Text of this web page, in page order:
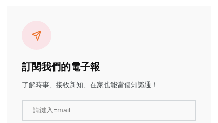
訂閱我們的電子報
了解時事、接收新知、在家也能當個知識通！
請鍵入Email